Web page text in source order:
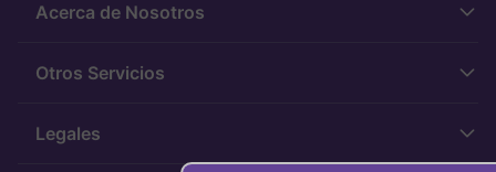
Acerca de Nosotros
Código de buen gobierno
Otros Servicios
Tarjeta Éxito
Legales